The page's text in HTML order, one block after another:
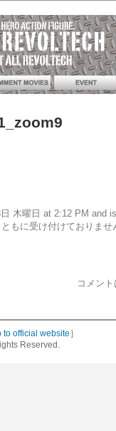
日 木曜日 at 2:12 PM
もに受け付けておりませ
コメン
to official website ］
Reserved.